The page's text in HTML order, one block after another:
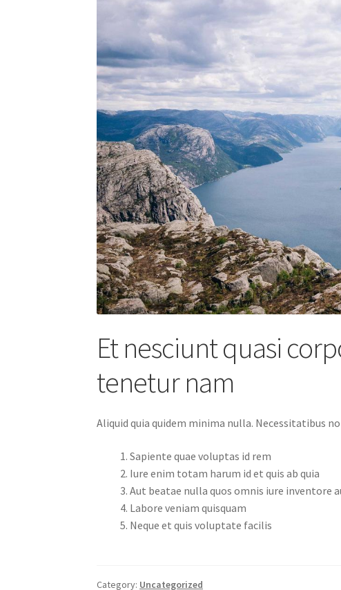
Et nesciunt quasi
tenetur nam
Aliquid quia quidem minima nulla. Necessitatibus
Sapiente quae voluptas id rem
Iure enim totam harum id et quis ab quia
Aut beatae nulla quos omnis iure inventore
Labore veniam quisquam
Neque et quis voluptate facilis
Category: Uncategorized